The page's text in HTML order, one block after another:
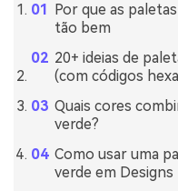
Por que as
tão bem
20+ ideias de
(com códigos
Quais cores
verde?
Como usar uma
verde em Designs